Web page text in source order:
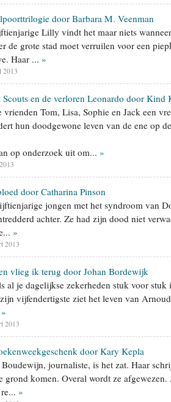
door Barbara M. Veenman
Lilly vindt het maar niets
de grote stad moet verruilen voor een
Haar ... »
2013
Scouts en de verloren Leonardo door Kind
vrienden Tom, Lisa, Sophie en Jack een
hun doodgewone leven van de ene op
op onderzoek uit om... »
door Catharina Pinson
jongen met het syndroom van
achter. Ze had zijn dood niet
»
2013
vlieg ik terug door Johan Bordewijk
al je dagelijkse zekerheden stuk voor
vijfendertigste ziet het leven van
»
2013
door Kary Kepla
Boudewijn, journaliste, is het zat. Haar
grond komen. Overal wordt ze
»